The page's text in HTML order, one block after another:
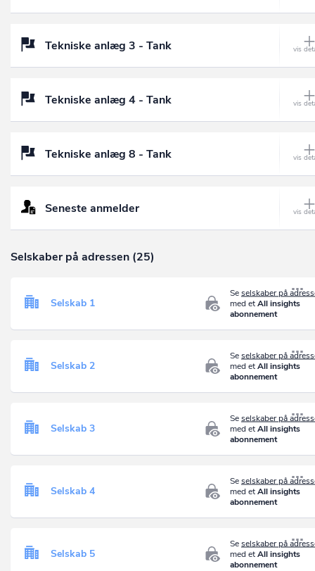
Tekniske anlæg 3 - Tank
Tekniske anlæg 4 - Tank
Tekniske anlæg 8 - Tank
Seneste anmelder
Selskaber på adressen (25)
Seselskaber på
med etAll insights
abonnement
Selskab 1
Seselskaber på
med etAll insights
abonnement
Selskab 2
Seselskaber på
med etAll insights
abonnement
Selskab 3
Seselskaber på
med etAll insights
abonnement
Selskab 4
Seselskaber på
med etAll insights
abonnement
Selskab 5